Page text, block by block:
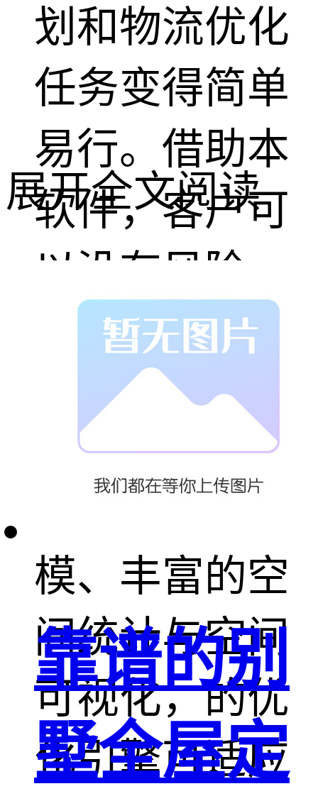
划和物流优化
任务变得简单
易行。借助本
软件，客户可
以没有风险、
没有成本的预
测设施设计或
改进的效果。
模、丰富的空
间统计与空间
可视化，的优
化引擎可适应
展开全文阅读
靠谱的别
墅全屋定